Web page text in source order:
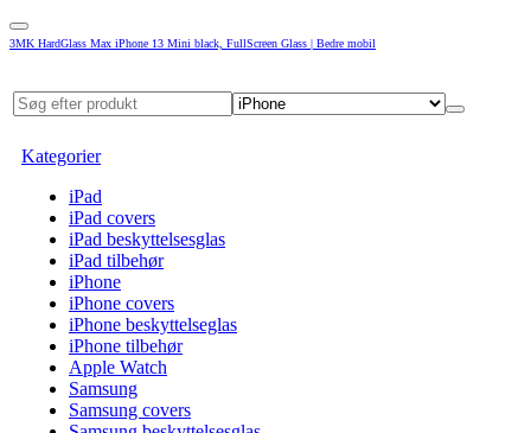
3MK HardGlass Max iPhone 13 Mini black, FullScreen Glass | Bedre mobil
Kategorier
iPad
iPad covers
iPad beskyttelsesglas
iPad tilbehør
iPhone
iPhone covers
iPhone beskyttelseglas
iPhone tilbehør
Apple Watch
Samsung
Samsung covers